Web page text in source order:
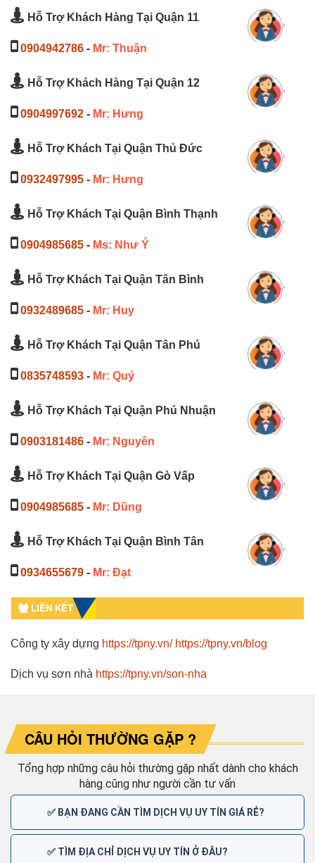
Hỗ Trợ Khách Hàng Tại Quận 11
0904942786 - Mr: Thuận
Hỗ Trợ Khách Hàng Tại Quận 12
0904997692 - Mr: Hưng
Hỗ Trợ Khách Tại Quận Thủ Đức
0932497995 - Mr: Hưng
Hỗ Trợ Khách Tại Quận Bình Thạnh
0904985685 - Ms: Như Ý
Hỗ Trợ Khách Tại Quận Tân Bình
0932489685 - Mr: Huy
Hỗ Trợ Khách Tại Quận Tân Phú
0835748593 - Mr: Quý
Hỗ Trợ Khách Tại Quận Phú Nhuận
0903181486 - Mr: Nguyên
Hỗ Trợ Khách Tại Quận Gò Vấp
0904985685 - Mr: Dũng
Hỗ Trợ Khách Tại Quận Bình Tân
0934655679 - Mr: Đạt
LIÊN KẾT
Công ty xây dựng https://tpny.vn/ https://tpny.vn/blog
Dịch vụ sơn nhà https://tpny.vn/son-nha
CÂU HỎI THƯỜNG GẶP ?
Tổng hợp những câu hỏi thường gặp nhất dành cho khách
hàng cũng như người cần tư vấn
✅ BẠN ĐANG CẦN TÌM DỊCH VỤ UY TÍN GIÁ RẺ?
✅ TÌM ĐỊA CHỈ DỊCH VỤ UY TÍN Ở ĐÂU?